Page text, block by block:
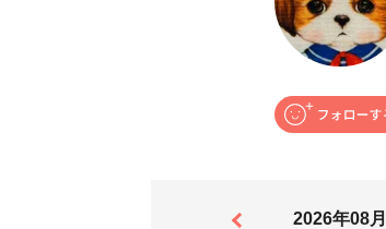
2026年08月